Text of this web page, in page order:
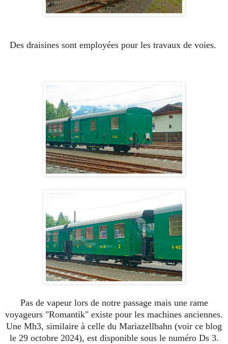
Des draisines sont employées pour les travaux de voies.
Pas de vapeur lors de notre passage mais une rame
voyageurs "Romantik" existe pour les machines anciennes.
Une Mh3, similaire à celle du Mariazellbahn (voir ce blog
le 29 octobre 2024), est disponible sous le numéro Ds 3.